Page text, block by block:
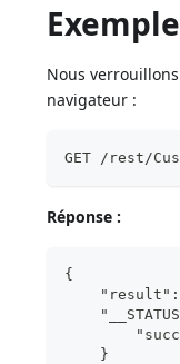
Exemple
Nous
navigateur :
GET /rest/
Réponse :
{
    }